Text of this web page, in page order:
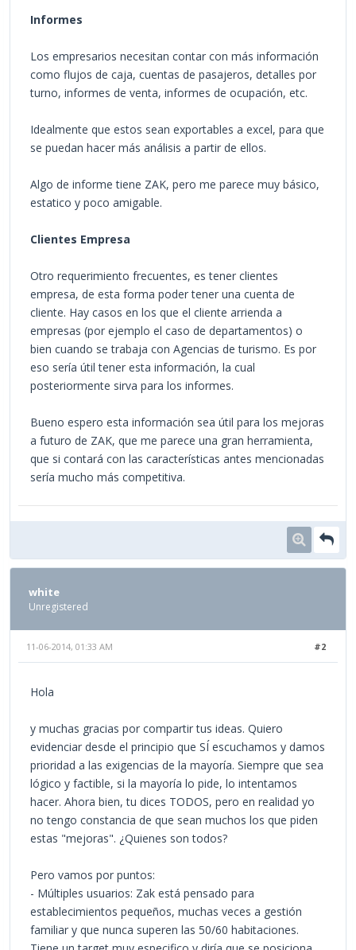
Informes
Los empresarios necesitan contar con más información
como flujos de caja, cuentas de pasajeros, detalles por
turno, informes de venta, informes de ocupación, etc.
Idealmente que estos sean exportables a excel, para que
se puedan hacer más análisis a partir de ellos.
Algo de informe tiene ZAK, pero me parece muy básico,
estatico y poco amigable.
Clientes Empresa
Otro requerimiento frecuentes, es tener clientes
empresa, de esta forma poder tener una cuenta de
cliente. Hay casos en los que el cliente arrienda a
empresas (por ejemplo el caso de departamentos) o
bien cuando se trabaja con Agencias de turismo. Es por
eso sería útil tener esta información, la cual
posteriormente sirva para los informes.
Bueno espero esta información sea útil para los mejoras
a futuro de ZAK, que me parece una gran herramienta,
que si contará con las características antes mencionadas
sería mucho más competitiva.
white
Unregistered
#2
11-06-2014, 01:33 AM
Hola
y muchas gracias por compartir tus ideas. Quiero
evidenciar desde el principio que SÍ escuchamos y damos
prioridad a las exigencias de la mayoría. Siempre que sea
lógico y factible, si la mayoría lo pide, lo intentamos
hacer. Ahora bien, tu dices TODOS, pero en realidad yo
no tengo constancia de que sean muchos los que piden
estas "mejoras". ¿Quienes son todos?
Pero vamos por puntos:
- Múltiples usuarios: Zak está pensado para
establecimientos pequeños, muchas veces a gestión
familiar y que nunca superen las 50/60 habitaciones.